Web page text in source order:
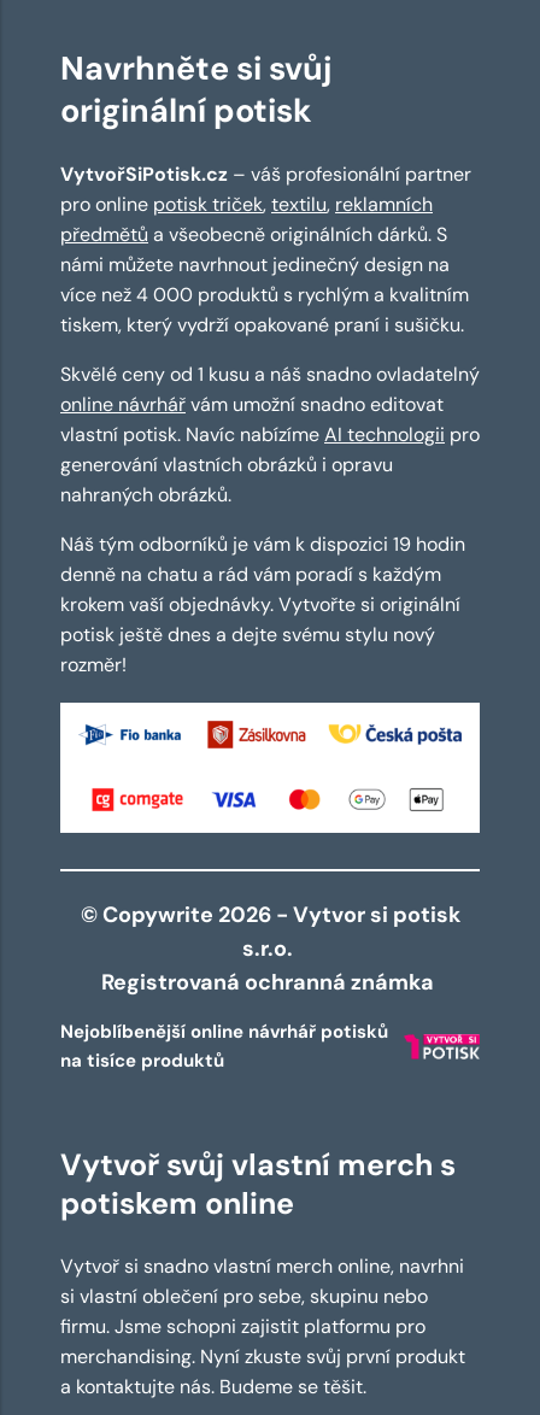
Navrhněte si svůj
originální potisk
VytvořSiPotisk.cz – váš profesionální partner
pro online potisk triček,textilu, reklamních
předmětů a všeobecně originálních dárků. S
námi můžete navrhnout jedinečný design na
více než 4 000 produktů s rychlým a kvalitním
tiskem, který vydrží opakované praní i sušičku.
Skvělé ceny od 1 kusu a náš snadno ovladatelný
online návrhářvám umožní snadno editovat
vlastní potisk. Navíc nabízímeAI technologii pro
generování vlastních obrázků i opravu
nahraných obrázků.
Náš tým odborníků je vám k dispozici 19 hodin
denně na chatu a rád vám poradí s každým
krokem vaší objednávky. Vytvořte si originální
potisk ještě dnes a dejte svému stylu nový
rozměr!
© Copywrite 2026 - Vytvor si potisk
s.r.o.
Registrovaná ochranná známka
Nejoblíbenější online návrhář potisků
na tisíce produktů
Vytvoř svůj vlastní merch s
potiskem online
Vytvoř si snadno vlastní merch online, navrhni
si vlastní oblečení pro sebe, skupinu nebo
firmu. Jsme schopni zajistit platformu pro
merchandising. Nyní zkuste svůj první produkt
a kontaktujte nás. Budeme se těšit.